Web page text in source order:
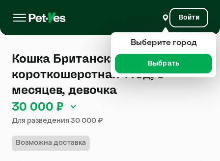
Войти
Кошка Британская
короткошерстная 1 год, 5
месяцев, девочка
30 000 ₽
Для разведения 30 000 ₽
Возможна доставка
Выберите город
Выбрать